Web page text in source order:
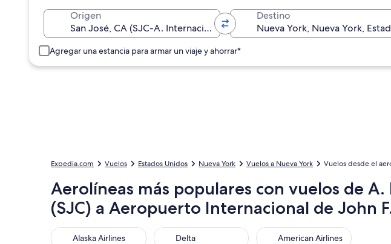
ventanaOrigen Destino
Agregar una estancia para armar un viaje y ahorrar*
Expedia.com Vuelos Estados Unidos Nueva York Vuelos a Nueva York Vuelos desde el
Aerolíneas más populares con vuelos de
(SJC) a Aeropuerto Internacional de John
Alaska Airlines
Alaska Airlines Delta
Delta American Airlines
American Airlines